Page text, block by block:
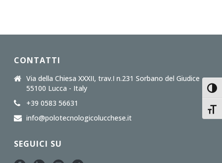
CONTATTI
Via della Chiesa XXXII, trav.I n.231 Sorbano del Giudice
55100 Lucca - Italy
+39 0583 56631
info@polotecnologicolucchese.it
SEGUICI SU